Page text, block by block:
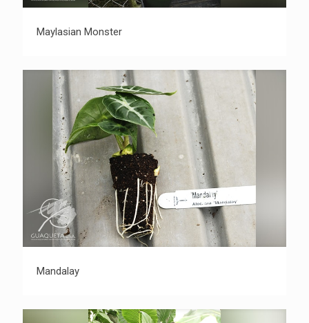
Maylasian Monster
Maylasian Monster
Mandalay